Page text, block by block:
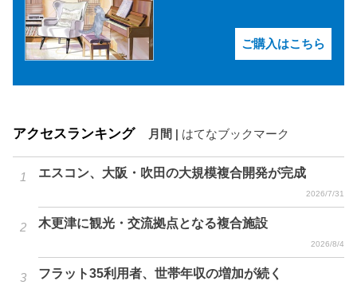
ご購入はこちら
アクセスランキング 月間 はてなブックマーク
エスコン、大阪・吹田の大規模複合開発が完成
2026/7/31
木更津に観光・交流拠点となる複合施設
2026/8/4
フラット35利用者、世帯年収の増加が続く